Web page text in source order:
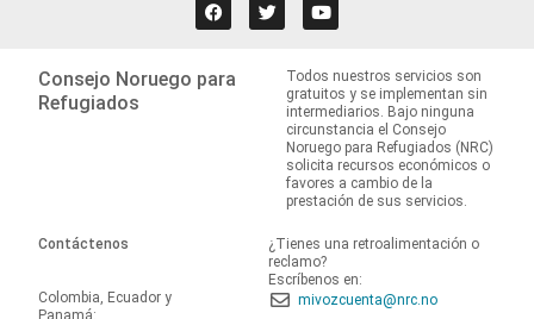
Consejo Noruego para
Refugiados
Todos nuestros servicios son
gratuitos y se implementan sin
intermediarios. Bajo ninguna
circunstancia el Consejo
Noruego para Refugiados (NRC)
solicita recursos económicos o
favores a cambio de la
prestación de sus servicios.
Contáctenos
¿Tienes una retroalimentación o
reclamo?
Escríbenos en:
Colombia, Ecuador y
Panamá:
mivozcuenta@nrc.no